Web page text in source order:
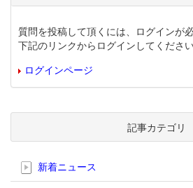
質問を投稿して頂くには、ログインが必
下記のリンクからログインしてください
ログインページ
記事カテゴリ
新着ニュース